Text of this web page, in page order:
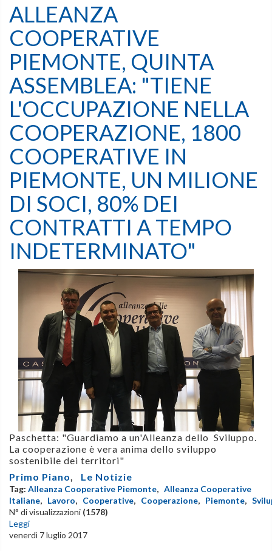
ALLEANZA
COOPERATIVE
PIEMONTE, QUINTA
ASSEMBLEA: "TIENE
L'OCCUPAZIONE NELLA
COOPERAZIONE, 1800
COOPERATIVE IN
PIEMONTE, UN MILIONE
DI SOCI, 80% DEI
CONTRATTI A TEMPO
INDETERMINATO"
Paschetta: "Guardiamo a un'Alleanza dello Sviluppo.
La cooperazione è vera anima dello sviluppo
sostenibile dei territori"
Primo Piano, Le Notizie
Tag: Alleanza Cooperative Piemonte, Alleanza Cooperative
Italiane, Lavoro, Cooperative, Cooperazione, Piemonte,
N° di visualizzazioni (1578)
Leggi
venerdì 7 luglio 2017